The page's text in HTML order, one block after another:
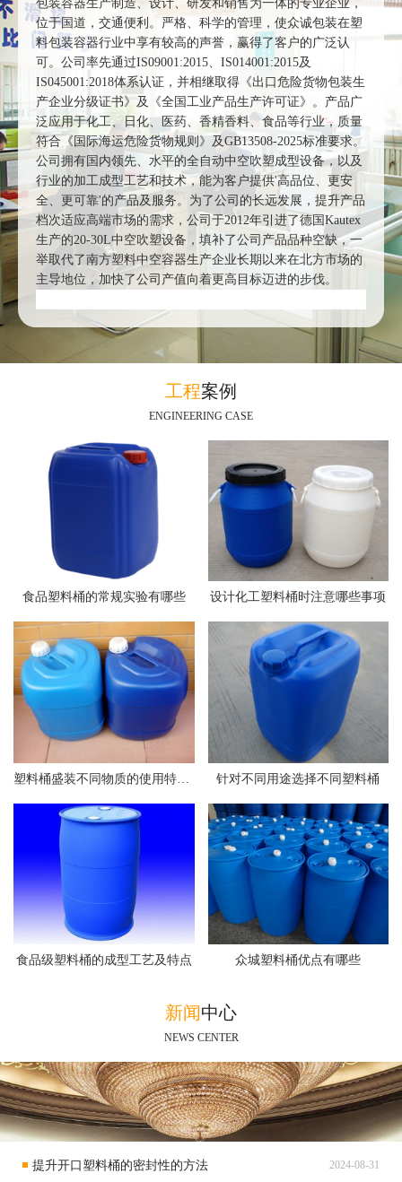
包装容器生产制造、设计、研发和销售为一体的专业企业，
位于国道，交通便利。严格、科学的管理，使众诚包装在塑
料包装容器行业中享有较高的声誉，赢得了客户的广泛认
可。公司率先通过IS09001:2015、IS014001:2015及
IS045001:2018体系认证，并相继取得《出口危险货物包装生
产企业分级证书》及《全国工业产品生产许可证》。产品广
泛应用于化工、日化、医药、香精香料、食品等行业，质量
符合《国际海运危险货物规则》及GB13508-2025标准要求。
公司拥有国内领先、水平的全自动中空吹塑成型设备，以及
行业的加工成型工艺和技术，能为客户提供'高品位、更安
全、更可靠'的产品及服务。为了公司的长远发展，提升产品
档次适应高端市场的需求，公司于2012年引进了德国Kautex
生产的20-30L中空吹塑设备，填补了公司产品品种空缺，一
举取代了南方塑料中空容器生产企业长期以来在北方市场的
主导地位，加快了公司产值向着更高目标迈进的步伐。
工程案例
ENGINEERING CASE
食品塑料桶的常规实验有哪些 设计化工塑料桶时注意哪些事项
针对不同用途选择不同塑料桶
食品级塑料桶的成型工艺及特点 众城塑料桶优点有哪些
新闻中心
NEWS CENTER
提升开口塑料桶的密封性的方法 2024-08-31